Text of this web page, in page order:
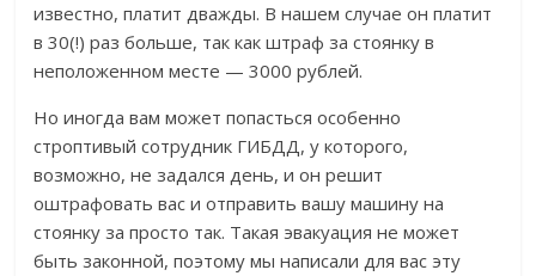
известно, платит дважды. В нашем случае он платит
в 30(!) раз больше, так как штраф за стоянку в
неположенном месте — 3000 рублей.
Но иногда вам может попасться особенно
строптивый сотрудник ГИБДД, у которого,
возможно, не задался день, и он решит
оштрафовать вас и отправить вашу машину на
стоянку за просто так. Такая эвакуация не может
быть законной, поэтому мы написали для вас эту